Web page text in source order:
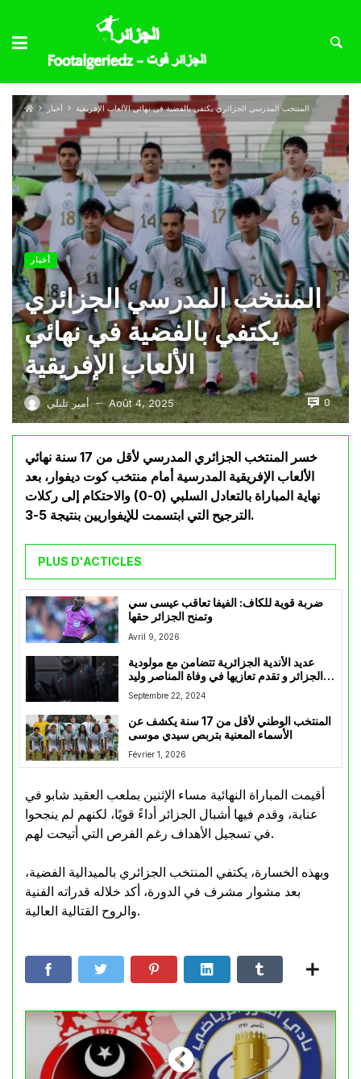
أخبار المنتخب المدرسي الجزائري يكتفي بالفضية في نهائي الألعاب الإفريقية
أخبار
المنتخب المدرسي الجزائري
يكتفي بالفضية في نهائي
الألعاب الإفريقية
أمير تليلي — Août 4, 2025 0
خسر المنتخب الجزائري المدرسي لأقل من 17 سنة نهائي
الألعاب الإفريقية المدرسية أمام منتخب كوت ديفوار، بعد
نهاية المباراة بالتعادل السلبي (0-0) والاحتكام إلى ركلات
الترجيح التي ابتسمت للإيفواريين بنتيجة 5-3.
PLUS D'ACTICLES
ضربة قوية للكاف: الفيفا تعاقب عيسى سي
وتمنح الجزائر حقها
Avril 9, 2026
عديد الأندية الجزائرية تتضامن مع مولودية
الجزائر و تقدم تعازيها في وفاة المناصر وليد
بوعزيز
Septembre 22, 2024
المنتخب الوطني لأقل من 17 سنة يكشف عن
الأسماء المعنية بتربص سيدي موسى
Février 1, 2026
أقيمت المباراة النهائية مساء الإثنين بملعب العقيد شابو في
عنابة، وقدم فيها أشبال الجزائر أداءً قويًا، لكنهم لم ينجحوا
في تسجيل الأهداف رغم الفرص التي أتيحت لهم.
وبهذه الخسارة، يكتفي المنتخب الجزائري بالميدالية الفضية،
بعد مشوار مشرف في الدورة، أكد خلاله قدراته الفنية
والروح القتالية العالية.